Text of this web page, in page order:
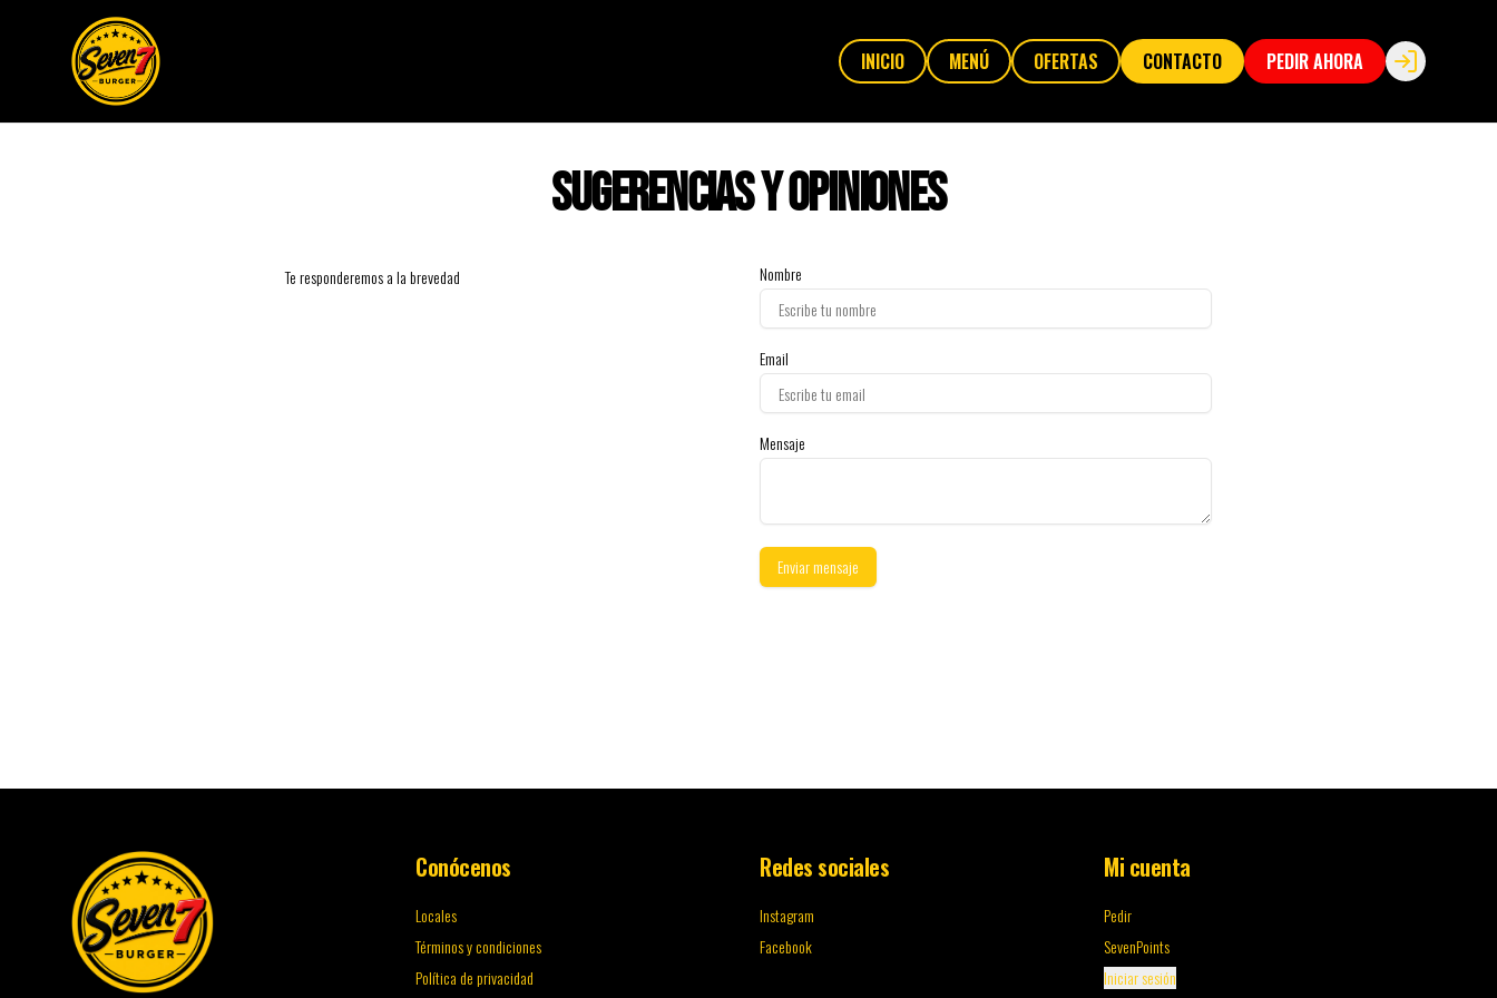
INICIO MENÚ OFERTAS CONTACTO PEDIR AHORA Login
Sugerencias y opiniones
Te responderemos a la brevedad Nombre
Email
Mensaje
Enviar mensaje
Conócenos
Locales
Términos y condiciones
Política de privacidad
Redes sociales
Instagram
Facebook
Mi cuenta
Pedir
SevenPoints
Iniciar sesión